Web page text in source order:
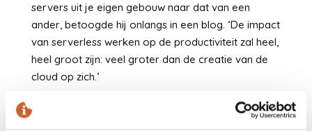
servers uit je eigen gebouw naar dat van een
ander, betoogde hij onlangs in een blog. ‘De impact
van serverless werken op de productiviteit zal heel,
heel groot zijn: veel groter dan de creatie van de
cloud op zich.’
Grote cloudpartijen als Amazon, Google en
Microsoft hebben inmiddels hun eigen serverless-